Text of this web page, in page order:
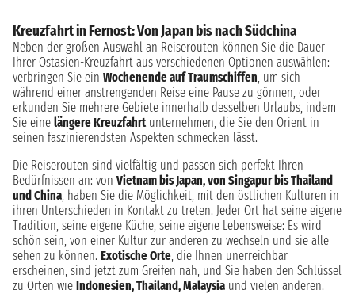
Kreuzfahrt in Fernost: Von Japan bis nach Südchina
Neben der großen Auswahl an Reiserouten können Sie die Dauer
Ihrer Ostasien-Kreuzfahrt aus verschiedenen Optionen auswählen:
verbringen Sie ein Wochenende auf Traumschiffen , um sich
während einer anstrengenden Reise eine Pause zu gönnen, oder
erkunden Sie mehrere Gebiete innerhalb desselben Urlaubs, indem
Sie eine längere Kreuzfahrt unternehmen, die Sie den Orient in
seinen faszinierendsten Aspekten schmecken lässt.
Die Reiserouten sind vielfältig und passen sich perfekt Ihren
Bedürfnissen an: von Vietnam bis Japan, von Singapur bis Thailand
und China , haben Sie die Möglichkeit, mit den östlichen Kulturen in
ihren Unterschieden in Kontakt zu treten. Jeder Ort hat seine eigene
Tradition, seine eigene Küche, seine eigene Lebensweise: Es wird
schön sein, von einer Kultur zur anderen zu wechseln und sie alle
sehen zu können. Exotische Orte , die Ihnen unerreichbar
erscheinen, sind jetzt zum Greifen nah, und Sie haben den Schlüssel
zu Orten wie Indonesien, Thailand, Malaysia und vielen anderen.